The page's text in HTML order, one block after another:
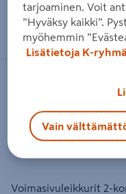
Zoomaa
kahvat SB
Tuotenumero
Voimasivuleikkurit 2-
tarjoaminen. Voit
”Hyväksy kaikki”.
myöhemmin
Lisätietoja K-
Vain